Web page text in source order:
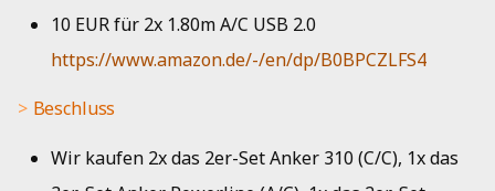
10 EUR für 2x 1.80m A/C USB 2.0
https://www.amazon.de/-/en/dp/B0BPCZLFS4
Beschluss
Wir kaufen 2x das 2er-Set Anker 310 (C/C), 1x das